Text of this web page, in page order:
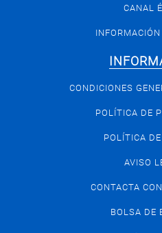
CANAL
CONDICIONES
POLÍTICA DE
POLÍTICA
AVISO
CONTACTA
BOLSA DE